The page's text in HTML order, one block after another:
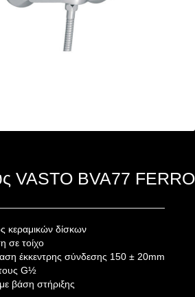
VASTO BVA77 FERRO
κεραμικών δίσκων
σε τοίχο
έκκεντρης σύνδεσης 150 ± 20mm
G½
βάση στήριξης